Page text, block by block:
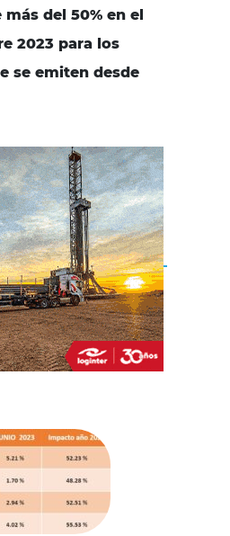
del 50% en el
2023 para los
se emiten desde